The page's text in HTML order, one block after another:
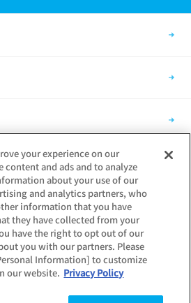
your experience on our
content and ads and to analyze
about your use of our
and analytics partners, who
information that you have
they have collected from your
have the right to opt out of our
you with our partners. Please
Information] to customize
our website. Privacy Policy